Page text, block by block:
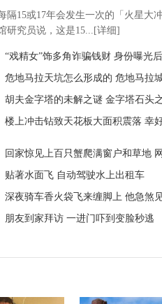
隔15或17年会发生一次的「火星大
研究员说，这是15...[详细]
“戏精女”饰多角诈骗钱财 身份曝光
危地马拉天坑怎么形成的 危地马拉
胡夫金字塔的未解之谜 金字塔石头
楼上冲击钻致天花板大面积震落 幸
回家惊见上百只蟹爬满窗户和草地
贴著水面飞 自动驾驶水上出租车
深夜骑车香火袋飞来缠脚上 他急煞
朋友到家拜访 一进门吓到变脸秒逃